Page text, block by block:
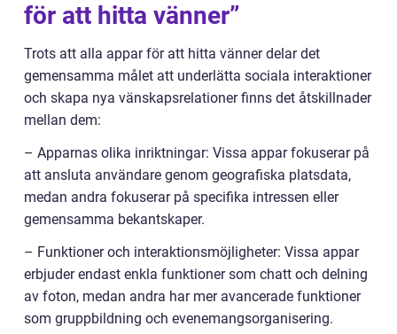
för att hitta vänner”
Trots att alla appar för att hitta vänner delar det
gemensamma målet att underlätta sociala interaktioner
och skapa nya vänskapsrelationer finns det åtskillnader
mellan dem:
– Apparnas olika inriktningar: Vissa appar fokuserar på
att ansluta användare genom geografiska platsdata,
medan andra fokuserar på specifika intressen eller
gemensamma bekantskaper.
– Funktioner och interaktionsmöjligheter: Vissa appar
erbjuder endast enkla funktioner som chatt och delning
av foton, medan andra har mer avancerade funktioner
som gruppbildning och evenemangsorganisering.